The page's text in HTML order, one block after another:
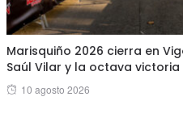
Marisquiño 2026 cierra en
Saúl Vilar y la octava victoria
Posted
10 agosto 2026